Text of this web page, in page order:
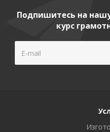
Подпишитесь на
курс